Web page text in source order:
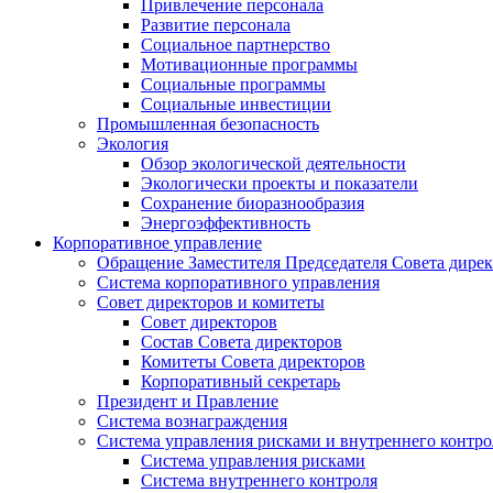
Привлечение персонала
Развитие персонала
Социальное партнерство
Мотивационные программы
Социальные программы
Социальные инвестиции
Промышленная безопасность
Экология
Обзор экологической деятельности
Экологически проекты и показатели
Сохранение биоразнообразия
Энергоэффективность
Корпоративное управление
Обращение Заместителя Председателя Совета
Система корпоративного управления
Совет директоров и комитеты
Совет директоров
Состав Совета директоров
Комитеты Совета директоров
Корпоративный секретарь
Президент и Правление
Система вознаграждения
Система управления рисками и внутреннего
Система управления рисками
Система внутреннего контроля